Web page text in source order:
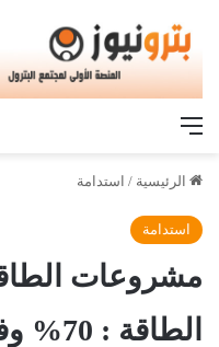
القائمة
الرئيسية / استدامة
استدامة
مشروعات